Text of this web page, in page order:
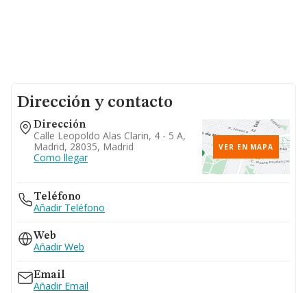
Dirección y contacto
Dirección
Calle Leopoldo Alas Clarin, 4 - 5 A,
Madrid, 28035, Madrid
Como llegar
VER EN MAPA
Teléfono
Añadir Teléfono
Web
Añadir Web
Email
Añadir Email